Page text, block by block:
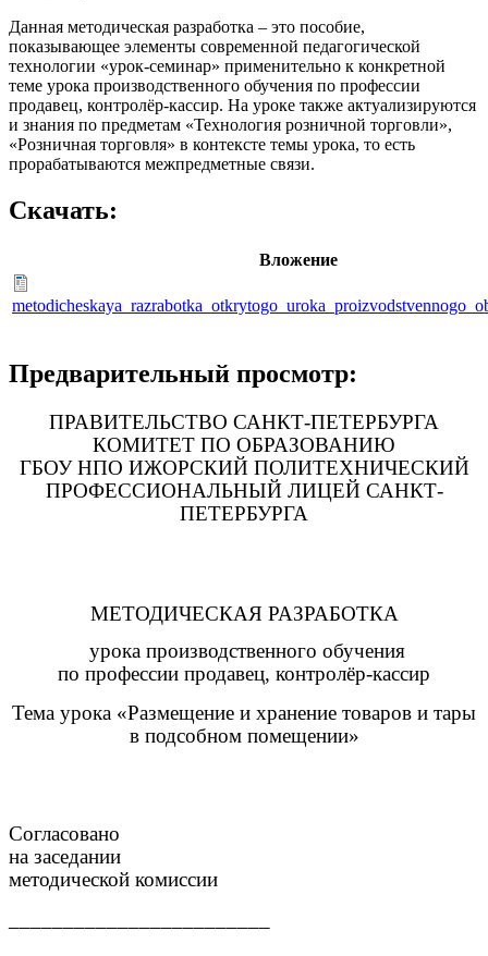
Данная методическая разработка – это пособие,
показывающее элементы современной педагогической
технологии «урок-семинар» применительно к конкретной
теме урока производственного обучения по профессии
продавец, контролёр-кассир. На уроке также актуализируются
и знания по предметам «Технология розничной торговли»,
«Розничная торговля» в контексте темы урока, то есть
прорабатываются межпредметные связи.
Скачать:
Вложение
Предварительный просмотр:
ПРАВИТЕЛЬСТВО САНКТ-ПЕТЕРБУРГА
КОМИТЕТ ПО ОБРАЗОВАНИЮ
ГБОУ НПО ИЖОРСКИЙ ПОЛИТЕХНИЧЕСКИЙ
ПРОФЕССИОНАЛЬНЫЙ ЛИЦЕЙ САНКТ-
ПЕТЕРБУРГА
МЕТОДИЧЕСКАЯ РАЗРАБОТКА
урока производственного обучения
по профессии продавец, контролёр-кассир
Тема урока «Размещение и хранение товаров и тары
в подсобном помещении»
Согласовано
на заседании
методической комиссии